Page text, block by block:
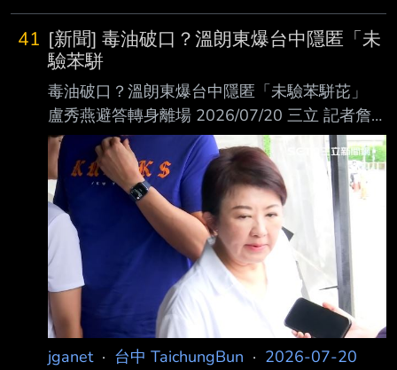
們家爭執不斷，甚至言語情勒 我上網查過，如
果借名登記的說法不成立 身為子女跟媽媽本來
就是法定繼承第一順位，根本不用怕 但親戚一
直恐嚇說借名登記打官司我們一定輸 我認為我
們沒理由放棄 希望能找到擅長處理這類案件的
律師 居中協調、處理遺產分配與訴訟問題 有先
上網找了幾位律師 看到有人推薦楊元綱律師、
陳
41 [新聞] 毒油破口？溫朗東爆台中隱匿「未
驗苯駢
毒油破口？溫朗東爆台中隱匿「未驗苯駢芘」
盧秀燕避答轉身離場 2026/07/20 三立 記者詹
宜庭報導
https://attach.setn.com/newsimages/2026/07/2
0/5636550-PH.jpg 盧秀燕被問及未檢驗苯駢芘
（BaP）時，未正面回應，僅連說數次「謝
謝」，隨即轉身準備 離開（圖／翻攝畫面） 致
癌油風波持續延燒，台中市長盧秀燕昨日宣布，
地方政府將召開「反毒油線上國是會議」 。不
過，名嘴溫朗東爆料，台中市府涉及隱匿公開資
訊、對衛福部造假資料；政論節目《新 台派上
線》主
jganet· 台中 TaichungBun · 2026-07-20